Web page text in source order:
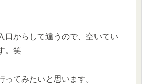
口からして違うので、空いてい
。笑
ってみたいと思います。